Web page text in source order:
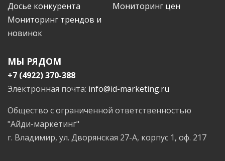
Досье конкурента
Мониторинг цен
Мониторинг трендов и
новинок
МЫ РЯДОМ
+7 (4922) 370-388
Электронная почта: info@id-marketing.ru
Общество с ограниченной ответственностью
"Айди-маркетинг"
г. Владимир, ул. Дворянская 27-А, корпус 1, оф. 217